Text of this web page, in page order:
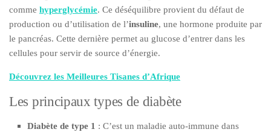
comme hyperglycémie. Ce déséquilibre provient du défaut de
production ou d’utilisation de l’insuline, une hormone produite par
le pancréas. Cette dernière permet au glucose d’entrer dans les
cellules pour servir de source d’énergie.
Découvrez les Meilleures Tisanes d’Afrique
Les principaux types de diabète
Diabète de type 1 : C’est un maladie auto-immune dans